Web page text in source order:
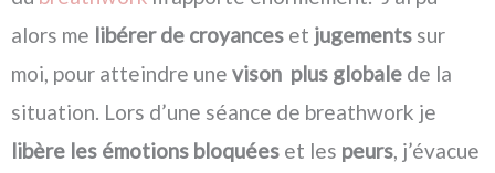
alors me libérer de croyances et jugements sur
moi, pour atteindre une vison plus globale de la
situation. Lors d’une séance de breathwork je
libère les émotions bloquées et les peurs, j’évacue